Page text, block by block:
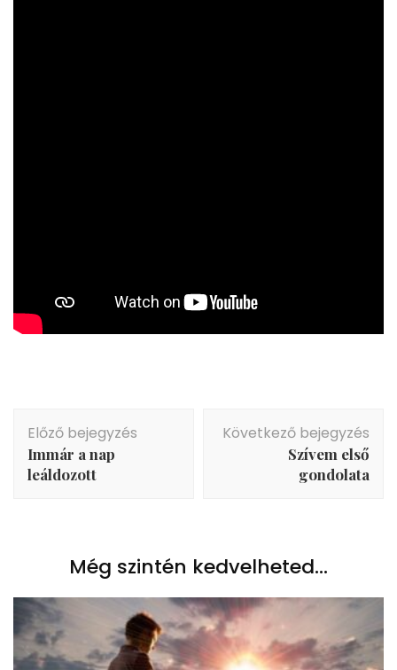
Bejegyzés
navigáció
Előző bejegyzés
Immár a nap
leáldozott
Következő bejegyzés
Szívem első
gondolata
Még szintén kedvelheted...